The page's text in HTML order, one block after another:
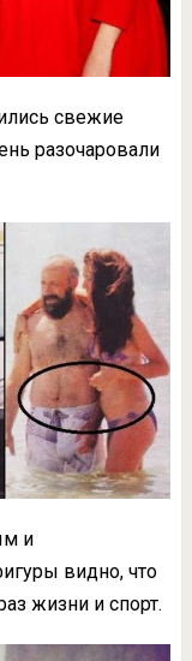
свежие
разочаровали
и
видно, что
жизни и спорт.